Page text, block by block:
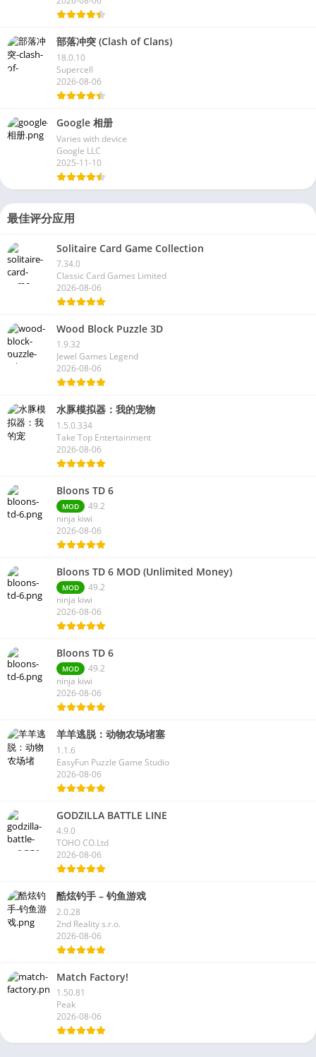
部落冲突 (Clash of Clans)
18.0.10
Supercell
2026-08-06
Google 相册
Varies with device
Google LLC
2025-11-10
最佳评分应用
Solitaire Card Game Collection
7.34.0
Classic Card Games Limited
2026-08-06
Wood Block Puzzle 3D
1.9.32
Jewel Games Legend
2026-08-06
水豚模拟器：我的宠物
1.5.0.334
Take Top Entertainment
2026-08-06
Bloons TD 6
MOD
49.2
ninja kiwi
2026-08-06
Bloons TD 6 MOD (Unlimited Money)
MOD
49.2
ninja kiwi
2026-08-06
Bloons TD 6
MOD
49.2
ninja kiwi
2026-08-06
羊羊逃脱：动物农场堵塞
1.1.6
EasyFun Puzzle Game Studio
2026-08-06
GODZILLA BATTLE LINE
4.9.0
TOHO CO.Ltd
2026-08-06
酷炫钓手 – 钓鱼游戏
2.0.28
2nd Reality s.r.o.
2026-08-06
Match Factory!
1.50.81
Peak
2026-08-06